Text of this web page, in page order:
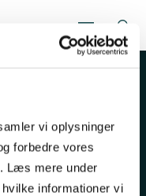
vi oplysninger
forbedre vores
Læs mere under
informationer vi